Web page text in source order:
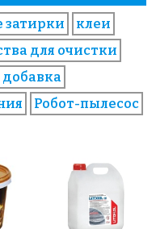
затирки
клеи
для очистки
добавка
Робот-пылесос